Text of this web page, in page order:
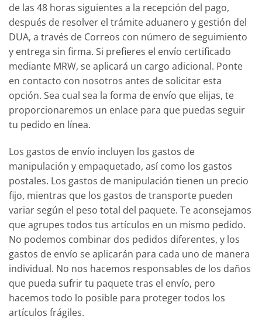
de las 48 horas siguientes a la recepción del pago,
después de resolver el trámite aduanero y gestión del
DUA, a través de Correos con número de seguimiento
y entrega sin firma. Si prefieres el envío certificado
mediante MRW, se aplicará un cargo adicional. Ponte
en contacto con nosotros antes de solicitar esta
opción. Sea cual sea la forma de envío que elijas, te
proporcionaremos un enlace para que puedas seguir
tu pedido en línea.
Los gastos de envío incluyen los gastos de
manipulación y empaquetado, así como los gastos
postales. Los gastos de manipulación tienen un precio
fijo, mientras que los gastos de transporte pueden
variar según el peso total del paquete. Te aconsejamos
que agrupes todos tus artículos en un mismo pedido.
No podemos combinar dos pedidos diferentes, y los
gastos de envío se aplicarán para cada uno de manera
individual. No nos hacemos responsables de los daños
que pueda sufrir tu paquete tras el envío, pero
hacemos todo lo posible para proteger todos los
artículos frágiles.